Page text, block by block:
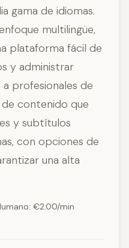
gama de idiomas.
multilingüe,
plataforma fácil de
y administrar
profesionales de
contenido que
y subtítulos
con opciones de
una alta
€2.00/min